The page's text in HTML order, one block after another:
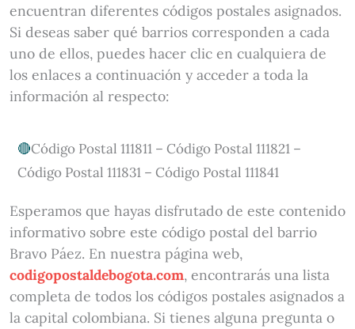
encuentran diferentes códigos postales asignados.
Si deseas saber qué barrios corresponden a cada
uno de ellos, puedes hacer clic en cualquiera de
los enlaces a continuación y acceder a toda la
información al respecto:
Código Postal 111811 – Código Postal 111821 –
Código Postal 111831 – Código Postal 111841
Esperamos que hayas disfrutado de este contenido
informativo sobre este código postal del barrio
Bravo Páez. En nuestra página web,
codigopostaldebogota.com, encontrarás una lista
completa de todos los códigos postales asignados a
la capital colombiana. Si tienes alguna pregunta o